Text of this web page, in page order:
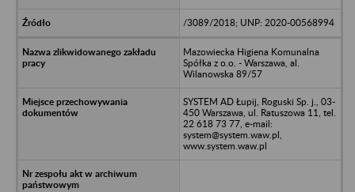
/3089/2018; UNP: 2020-00568994
Mazowiecka Higiena Komunalna
Spółka z o.o. - Warszawa, al.
Wilanowska 89/57
SYSTEM AD Łupij, Roguski Sp. j., 03-
450 Warszawa, ul. Ratuszowa 11, tel.
22 618 73 77, e-mail:
system@system.waw.pl,
www.system.waw.pl